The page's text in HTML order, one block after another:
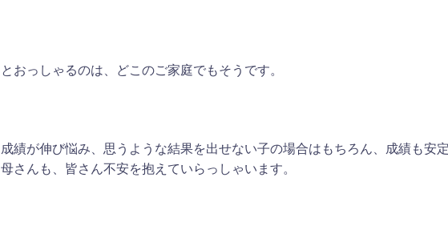
とおっしゃるのは、どこのご家庭でもそうです。
成績が伸び悩み、思うような結果を出せない子の場合はもちろん、成績も安
母さんも、皆さん不安を抱えていらっしゃいます。